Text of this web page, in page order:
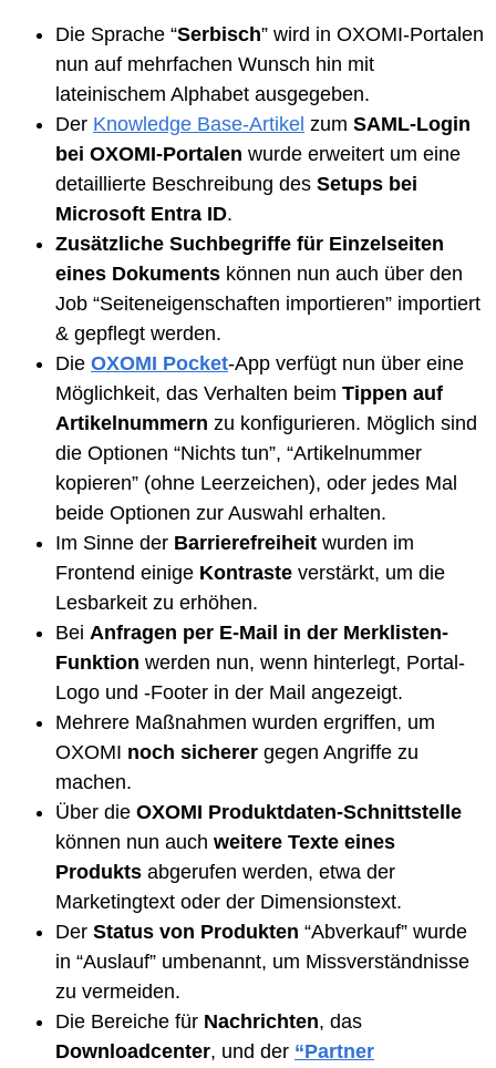
Die Sprache “Serbisch” wird in OXOMI-Portalen
nun auf mehrfachen Wunsch hin mit
lateinischem Alphabet ausgegeben.
Der Knowledge Base-Artikel zum SAML-Login
bei OXOMI-Portalen wurde erweitert um eine
detaillierte Beschreibung des Setups bei
Microsoft Entra ID.
Zusätzliche Suchbegriffe für Einzelseiten
eines Dokuments können nun auch über den
Job “Seiteneigenschaften importieren” importiert
& gepflegt werden.
Die OXOMI Pocket-App verfügt nun über eine
Möglichkeit, das Verhalten beim Tippen auf
Artikelnummern zu konfigurieren. Möglich sind
die Optionen “Nichts tun”, “Artikelnummer
kopieren” (ohne Leerzeichen), oder jedes Mal
beide Optionen zur Auswahl erhalten.
Im Sinne der Barrierefreiheit wurden im
Frontend einige Kontraste verstärkt, um die
Lesbarkeit zu erhöhen.
Bei Anfragen per E-Mail in der Merklisten-
Funktion werden nun, wenn hinterlegt, Portal-
Logo und -Footer in der Mail angezeigt.
Mehrere Maßnahmen wurden ergriffen, um
OXOMI noch sicherer gegen Angriffe zu
machen.
Über die OXOMI Produktdaten-Schnittstelle
können nun auch weitere Texte eines
Produkts abgerufen werden, etwa der
Marketingtext oder der Dimensionstext.
Der Status von Produkten “Abverkauf” wurde
in “Auslauf” umbenannt, um Missverständnisse
zu vermeiden.
Die Bereiche für Nachrichten, das
Downloadcenter, und der “Partner